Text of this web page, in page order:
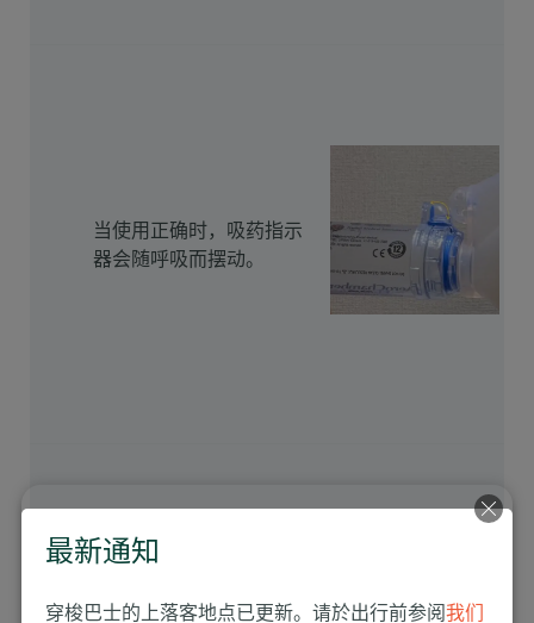
当使用正确时，吸药指示
器会随呼吸而摆动。
每次只吸一个剂量。用口
缓缓地吸气并同时按下药
最新通知
穿梭巴士的上落客地点已更新。请於出行前参阅我们